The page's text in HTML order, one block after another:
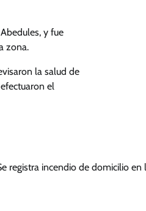
y fue
zona.
la salud de
el
registra incendio de domicilio en